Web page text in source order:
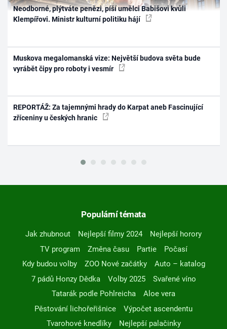
Neodborné, plýtváte penězi, píší umělci Babišovi kvůli
Klempířovi. Ministr kulturní politiku hájí
Muskova megalomanská vize: Největší budova světa bude
vyrábět čipy pro roboty i vesmír
REPORTÁŽ: Za tajemnými hrady do Karpat aneb Fascinující
zříceniny u českých hranic
Populární témata
Jak zhubnout Nejlepší filmy 2024
Nejlepší horory
TV program
Změna času Partie
Počasí
Kdy budou volby
ZOO Nové začátky
Auto – katalog
7 pádů Honzy Dědka
Volby 2025
Svařené víno
Tatarák podle Pohlreicha
Aloe vera
Pěstování lichořeřišnice
Výpočet ascendentu
Tvarohové knedlíky
Nejlepší palačinky